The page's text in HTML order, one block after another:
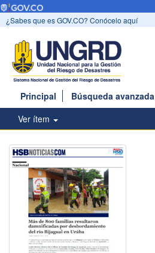
¿Sabes que es GOV.CO? Conócelo aquí
Principal Búsqueda avanzada
Ver ítem